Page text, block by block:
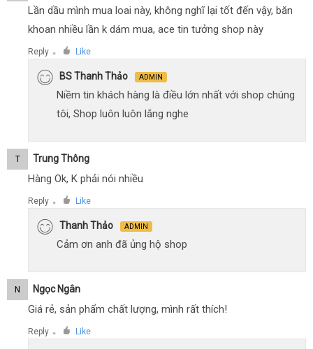
Lần dầu mình mua loai này, không nghĩ lại tốt đến vậy, băn
khoan nhiều lần k dám mua, ace tin tưởng shop này
Reply ● Like
BS Thanh Thảo ADMIN
Niềm tin khách hàng là điều lớn nhất với shop chúng
tôi, Shop luôn luôn lắng nghe
T Trung Thông
Hàng Ok, K phải nói nhiều
Reply ● Like
Thanh Thảo ADMIN
Cảm ơn anh đã ủng hộ shop
N Ngọc Ngân
Giá rẻ, sản phẩm chất lượng, mình rất thích!
Reply ● Like